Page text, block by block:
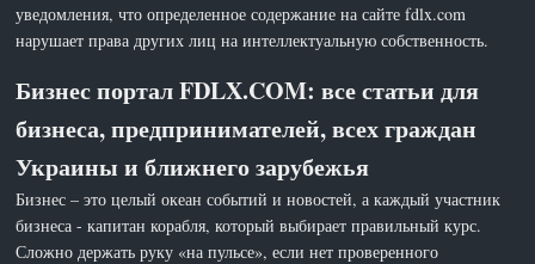
уведомления, что определенное содержание на сайте fdlx.com
нарушает права других лиц на интеллектуальную собственность.
Бизнес портал FDLX.COM: все статьи для
бизнеса, предпринимателей, всех граждан
Украины и ближнего зарубежья
Бизнес – это целый океан событий и новостей, а каждый участник
бизнеса - капитан корабля, который выбирает правильный курс.
Сложно держать руку «на пульсе», если нет проверенного